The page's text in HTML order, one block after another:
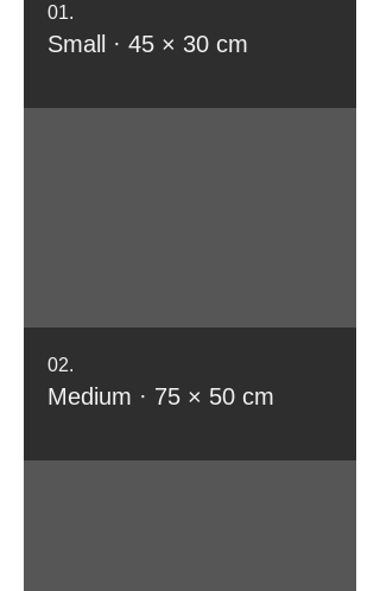
01.
Small · 45 × 30 cm
02.
Medium · 75 × 50 cm